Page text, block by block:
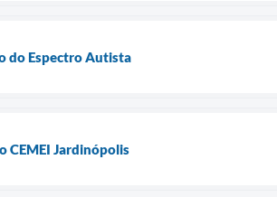
do Espectro Autista
CEMEI Jardinópolis